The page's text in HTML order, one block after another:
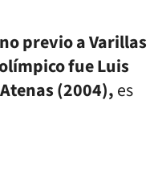
previo a Varillas
fue Luis
(2004),es